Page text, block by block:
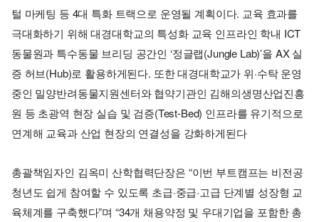
털 마케팅 등 4대 특화 트랙으로 운영될 계획이다. 교육 효과를
극대화하기 위해 대경대학교의 특성화 교육 인프라인 학내 ICT
동물원과 특수동물 브리딩 공간인 ‘정글랩(Jungle Lab)’을 AX 실
증 허브(Hub)로 활용하게된다. 또한 대경대학교가 위·수탁 운영
중인 밀양반려동물지원센터와 협약기관인 김해의생명산업진흥
원 등 초광역 현장 실습 및 검증(Test-Bed) 인프라를 유기적으로
연계해 교육과 산업 현장의 연결성을 강화하게된다
총괄책임자인 김옥미 산학협력단장은 “이번 부트캠프는 비전공
청년도 쉽게 참여할 수 있도록 초급·중급·고급 단계별 성장형 교
육체계를 구축했다”며 “34개 채용약정 및 우대기업을 포함한 총